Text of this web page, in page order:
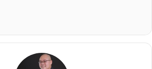
họ khẳng định Ukraine “không muốn
Họ chỉ “tự vệ”, nhắc lại cho mọi
yếu”/”bị bắt nạt”. (Lưu ý cách diễn
tự hỏi – đáp, để tạo sắc thái nhấn
(1)